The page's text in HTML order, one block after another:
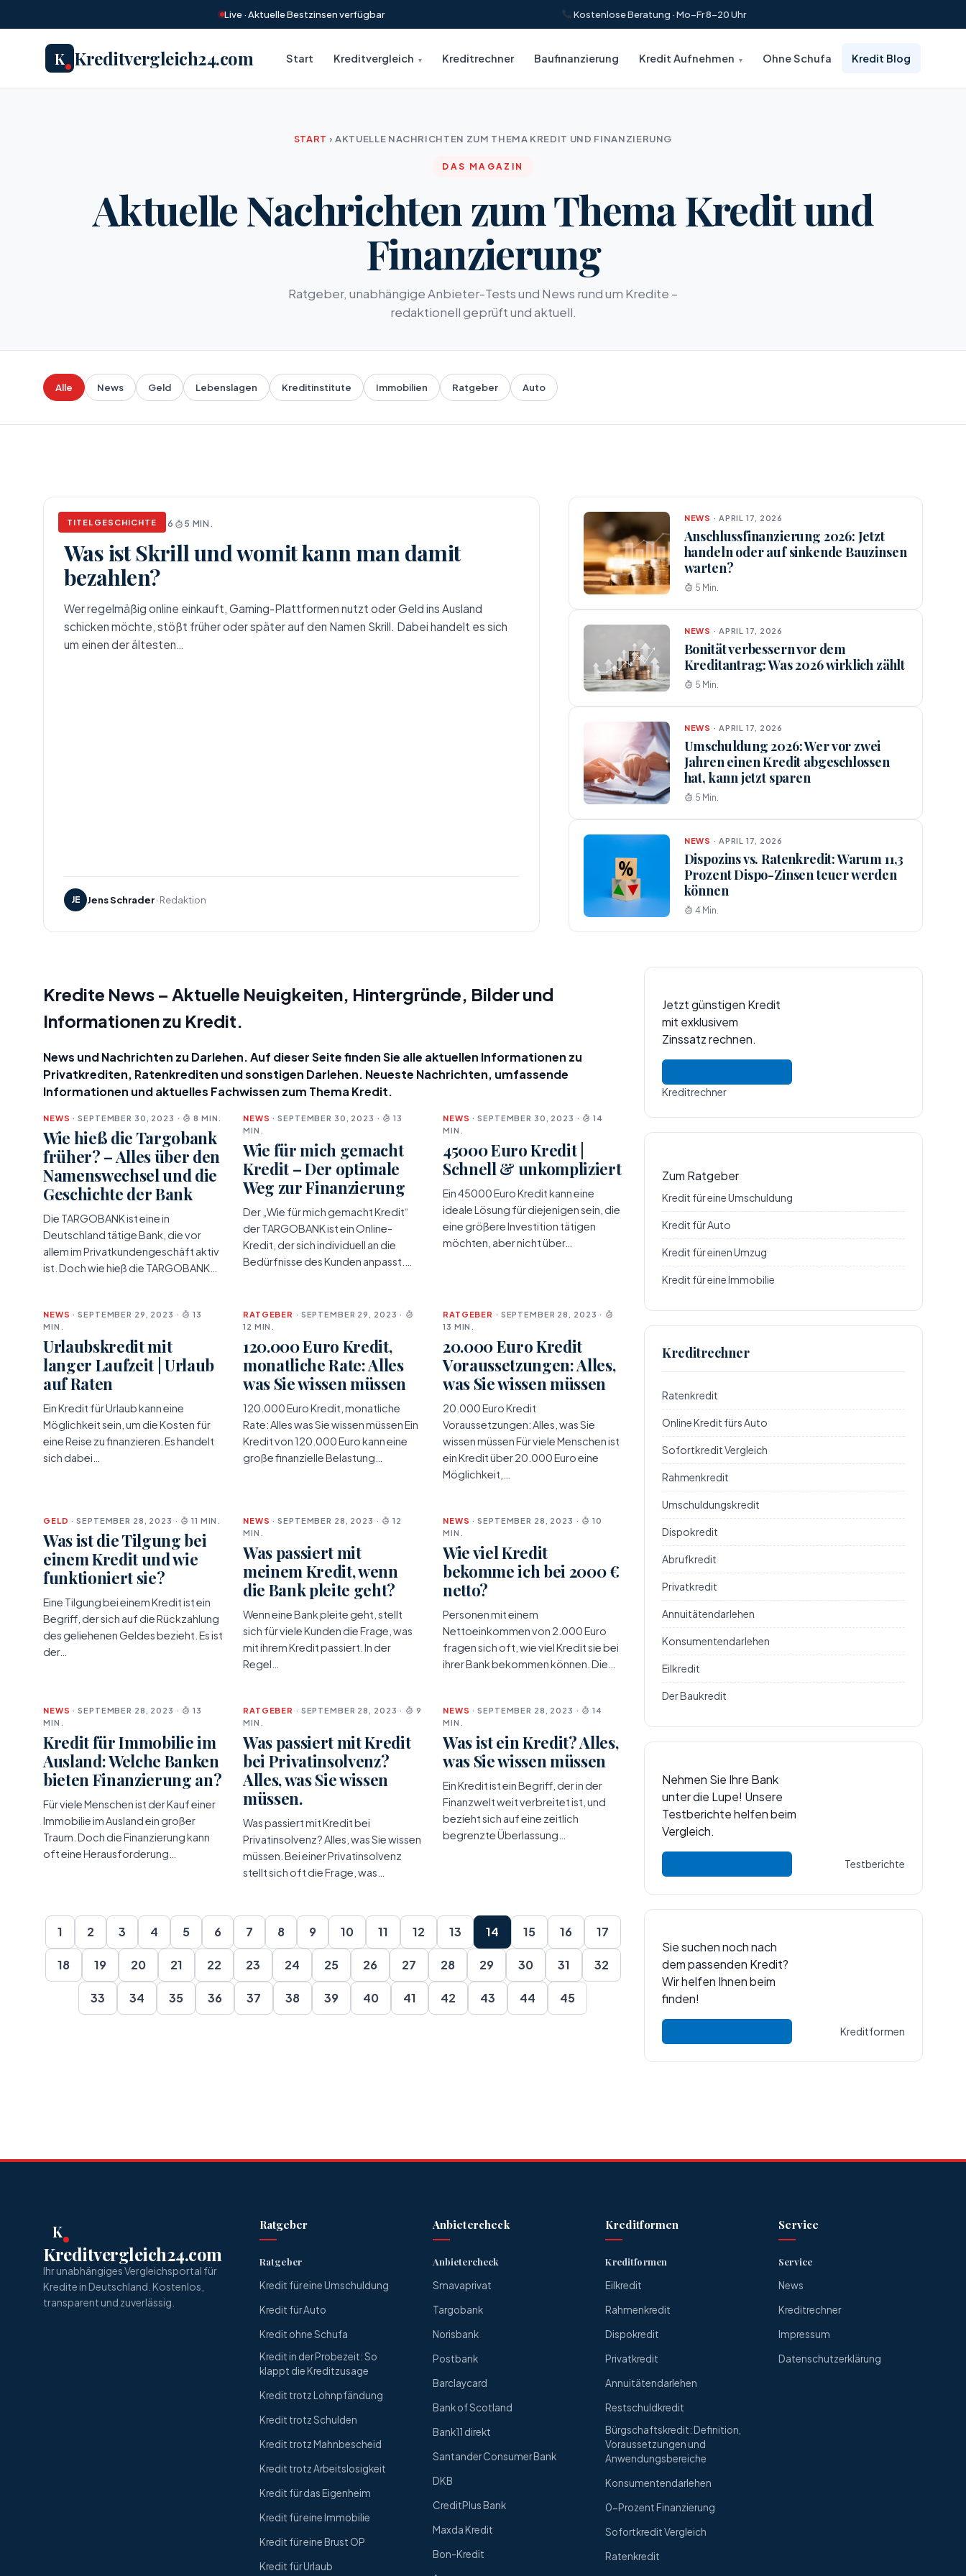
Live · Aktuelle Bestzinsen verfügbar Kostenlose Beratung · Mo–Fr 8–20 Uhr
K Kreditvergleich24.com Start Kreditvergleich Kreditrechner Baufinanzierung Kredit Aufnehmen Ohne Schufa Kredit Blog
START ›AKTUELLE NACHRICHTEN ZUM THEMA KREDIT UND FINANZIERUNG
DAS MAGAZIN
Aktuelle Nachrichten zum Thema Kredit und
Finanzierung
Ratgeber, unabhängige Anbieter-Tests und News rund um Kredite –
redaktionell geprüft und aktuell.
Alle News Geld Lebenslagen Kreditinstitute Immobilien Ratgeber Auto
TITELGESCHICHTE
NEWS APRIL 17, 2026 5 MIN.
Was ist Skrill und womit kann man damit
bezahlen?
Wer regelmäßig online einkauft, Gaming-Plattformen nutzt oder Geld ins Ausland
schicken möchte, stößt früher oder später auf den Namen Skrill. Dabei handelt es sich
um einen der ältesten…
JE Jens Schrader· Redaktion
NEWS · APRIL 17, 2026
Anschlussfinanzierung 2026: Jetzt
handeln oder auf sinkende Bauzinsen
warten?
5 Min.
NEWS · APRIL 17, 2026
Bonität verbessern vor dem
Kreditantrag: Was 2026 wirklich zählt
5 Min.
NEWS · APRIL 17, 2026
Umschuldung 2026: Wer vor zwei
Jahren einen Kredit abgeschlossen
hat, kann jetzt sparen
5 Min.
NEWS · APRIL 17, 2026
Dispozins vs. Ratenkredit: Warum 11,3
Prozent Dispo-Zinsen teuer werden
können
4 Min.
Kredite News – Aktuelle Neuigkeiten, Hintergründe, Bilder und
Informationen zu Kredit.
News und Nachrichten zu Darlehen. Auf dieser Seite finden Sie alle aktuellen Informationen zu
Privatkrediten, Ratenkrediten und sonstigen Darlehen. Neueste Nachrichten, umfassende
Informationen und aktuelles Fachwissen zum Thema Kredit.
NEWS · SEPTEMBER 30, 2023 · 8 MIN.
Wie hieß die Targobank
früher? – Alles über den
Namenswechsel und die
Geschichte der Bank
Die TARGOBANK ist eine in
Deutschland tätige Bank, die vor
allem im Privatkundengeschäft aktiv
ist. Doch wie hieß die TARGOBANK…
NEWS · SEPTEMBER 30, 2023 ·
13
MIN.
Wie für mich gemacht
Kredit – Der optimale
Weg zur Finanzierung
Der „Wie für mich gemacht Kredit“
der TARGOBANK ist ein Online-
Kredit, der sich individuell an die
Bedürfnisse des Kunden anpasst.…
NEWS · SEPTEMBER 30, 2023 ·
14
MIN.
45000 Euro Kredit |
Schnell & unkompliziert
Ein 45000 Euro Kredit kann eine
ideale Lösung für diejenigen sein, die
eine größere Investition tätigen
möchten, aber nicht über…
NEWS · SEPTEMBER 29, 2023 ·
13
MIN.
Urlaubskredit mit
langer Laufzeit | Urlaub
auf Raten
Ein Kredit für Urlaub kann eine
Möglichkeit sein, um die Kosten für
eine Reise zu finanzieren. Es handelt
sich dabei…
RATGEBER · SEPTEMBER 29, 2023 ·
12 MIN.
120.000 Euro Kredit,
monatliche Rate: Alles
was Sie wissen müssen
120.000 Euro Kredit, monatliche
Rate: Alles was Sie wissen müssen Ein
Kredit von 120.000 Euro kann eine
große finanzielle Belastung…
RATGEBER · SEPTEMBER 28, 2023 ·
13 MIN.
20.000 Euro Kredit
Voraussetzungen: Alles,
was Sie wissen müssen
20.000 Euro Kredit
Voraussetzungen: Alles, was Sie
wissen müssen Für viele Menschen ist
ein Kredit über 20.000 Euro eine
Möglichkeit,…
GELD · SEPTEMBER 28, 2023 · 11 MIN.
Was ist die Tilgung bei
einem Kredit und wie
funktioniert sie?
Eine Tilgung bei einem Kredit ist ein
Begriff, der sich auf die Rückzahlung
des geliehenen Geldes bezieht. Es ist
der…
NEWS · SEPTEMBER 28, 2023 ·
12
MIN.
Was passiert mit
meinem Kredit, wenn
die Bank pleite geht?
Wenn eine Bank pleite geht, stellt
sich für viele Kunden die Frage, was
mit ihrem Kredit passiert. In der
Regel…
NEWS · SEPTEMBER 28, 2023 ·
10
MIN.
Wie viel Kredit
bekomme ich bei 2000 €
netto?
Personen mit einem
Nettoeinkommen von 2.000 Euro
fragen sich oft, wie viel Kredit sie bei
ihrer Bank bekommen können. Die…
NEWS · SEPTEMBER 28, 2023 ·
13
MIN.
Kredit für Immobilie im
Ausland: Welche Banken
bieten Finanzierung an?
Für viele Menschen ist der Kauf einer
Immobilie im Ausland ein großer
Traum. Doch die Finanzierung kann
oft eine Herausforderung…
RATGEBER · SEPTEMBER 28, 2023 ·
9
MIN.
Was passiert mit Kredit
bei Privatinsolvenz?
Alles, was Sie wissen
müssen.
Was passiert mit Kredit bei
Privatinsolvenz? Alles, was Sie wissen
müssen. Bei einer Privatinsolvenz
stellt sich oft die Frage, was…
NEWS · SEPTEMBER 28, 2023 ·
14
MIN.
Was ist ein Kredit? Alles,
was Sie wissen müssen
Ein Kredit ist ein Begriff, der in der
Finanzwelt weit verbreitet ist, und
bezieht sich auf eine zeitlich
begrenzte Überlassung…
1 2 3 4 5 6 7 8 9 10 11 12 13 14 15 16 17
18 19 20 21 22 23 24 25 26 27 28 29 30 31 32
33 34 35 36 37 38 39 40 41 42 43 44 45
Jetzt günstigen Kredit
mit exklusivem
Zinssatz rechnen.
Kreditrechner
Zum Ratgeber
Kredit für eine Umschuldung
Kredit für Auto
Kredit für einen Umzug
Kredit für eine Immobilie
Kreditrechner
Ratenkredit
Online Kredit fürs Auto
Sofortkredit Vergleich
Rahmenkredit
Umschuldungskredit
Dispokredit
Abrufkredit
Privatkredit
Annuitätendarlehen
Konsumentendarlehen
Eilkredit
Der Baukredit
Nehmen Sie Ihre Bank
unter die Lupe! Unsere
Testberichte helfen beim
Vergleich.
Testberichte
Sie suchen noch nach
dem passenden Kredit?
Wir helfen Ihnen beim
finden!
Kreditformen
K
Kreditvergleich24.com
Ihr unabhängiges Vergleichsportal für
Kredite in Deutschland. Kostenlos,
transparent und zuverlässig.
Ratgeber
Ratgeber
Kredit für eine Umschuldung
Kredit für Auto
Kredit ohne Schufa
Kredit in der Probezeit: So
klappt die Kreditzusage
Kredit trotz Lohnpfändung
Kredit trotz Schulden
Kredit trotz Mahnbescheid
Kredit trotz Arbeitslosigkeit
Kredit für das Eigenheim
Kredit für eine Immobilie
Kredit für eine Brust OP
Kredit für Urlaub
Anbietercheck
Anbietercheck
Smavaprivat
Targobank
Norisbank
Postbank
Barclaycard
Bank of Scotland
Bank11 direkt
Santander Consumer Bank
DKB
CreditPlus Bank
Maxda Kredit
Bon-Kredit
Kreditformen
Kreditformen
Eilkredit
Rahmenkredit
Dispokredit
Privatkredit
Annuitätendarlehen
Restschuldkredit
Bürgschaftskredit: Definition,
Voraussetzungen und
Anwendungsbereiche
Konsumentendarlehen
0-Prozent Finanzierung
Sofortkredit Vergleich
Ratenkredit
Service
Service
News
Kreditrechner
Impressum
Datenschutzerklärung